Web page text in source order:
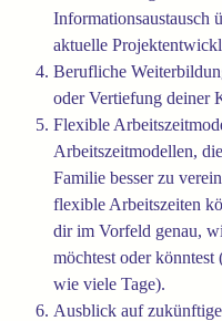
Informationsaustausch
aktuelle
Berufliche
oder Vertiefung deiner
Flexible
Arbeitszeitmodellen,
Familie besser zu
flexible Arbeitszeiten
dir im Vorfeld genau,
möchtest oder
wie viele Tage).
Ausblick auf